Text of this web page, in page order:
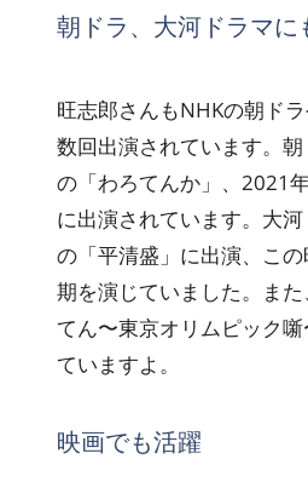
朝ドラ、大河ドラマに
旺志郎さんもNHKの朝ド
数回出演されています。
の「わろてんか」、2021
に出演されています。大
の「平清盛」に出演、こ
期を演じていました。ま
てん〜東京オリムピック
ていますよ。
映画でも活躍